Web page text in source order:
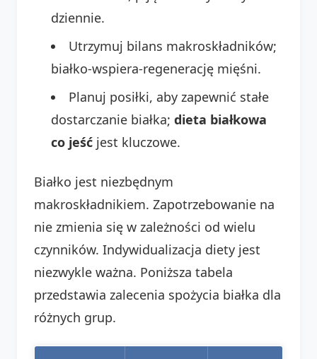
dziennie.
Utrzymuj bilans makroskładników;
białko-wspiera-regenerację mięśni.
Planuj posiłki, aby zapewnić stałe
dostarczanie białka; dieta białkowa
co jeść jest kluczowe.
Białko jest niezbędnym
makroskładnikiem. Zapotrzebowanie na
nie zmienia się w zależności od wielu
czynników. Indywidualizacja diety jest
niezwykle ważna. Poniższa tabela
przedstawia zalecenia spożycia białka dla
różnych grup.